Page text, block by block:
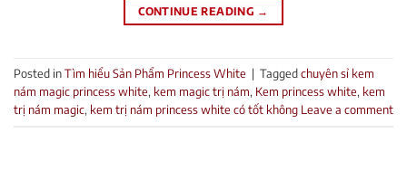
CONTINUE READING →
Posted inTìm hiểu Sản Phẩm Princess White | Taggedchuyên sỉ kem
nám magic princess white, kem magic trị nám, Kem princess white, kem
trị nám magic, kem trị nám princess white có tốt không Leave a comment